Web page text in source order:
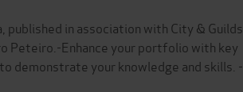
in association with City & Guilds
Peteiro.-Enhance your portfolio with key
demonstrate your knowledge and skills. -